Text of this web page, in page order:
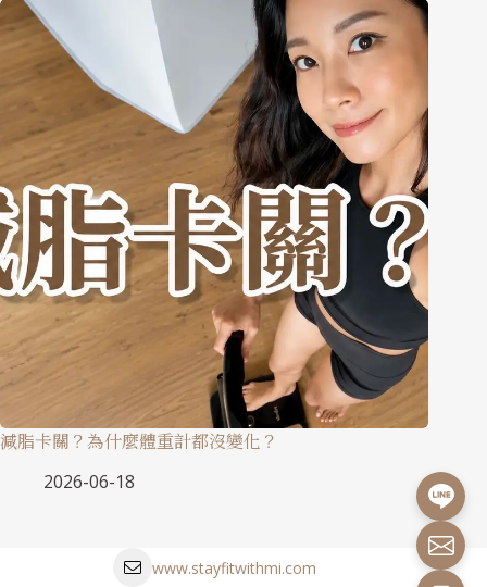
減脂卡關？為什麼體重計都沒變化？
2026-06-18
www.stayfitwithmi.com